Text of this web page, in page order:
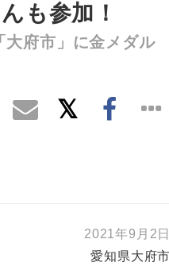
も参加！
大府市」に金メダル
2021年9月2日
愛知県大府市